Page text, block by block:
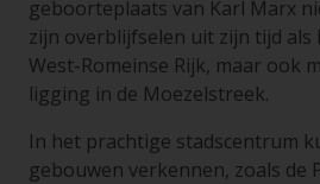
geboorteplaats van Karl Marx
zijn overblijfselen uit zijn tijd als
West-Romeinse Rijk, maar ook
ligging in de Moezelstreek.
In het prachtige stadscentrum
gebouwen verkennen, zoals de